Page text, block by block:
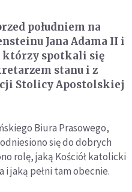
południem na
Jana Adama II i
którzy spotkali się
stanu i z
Stolicy Apostolskiej
Biura Prasowego,
się do dobrych
rolę, jaką Kościół katolicki
i jaką pełni tam obecnie.